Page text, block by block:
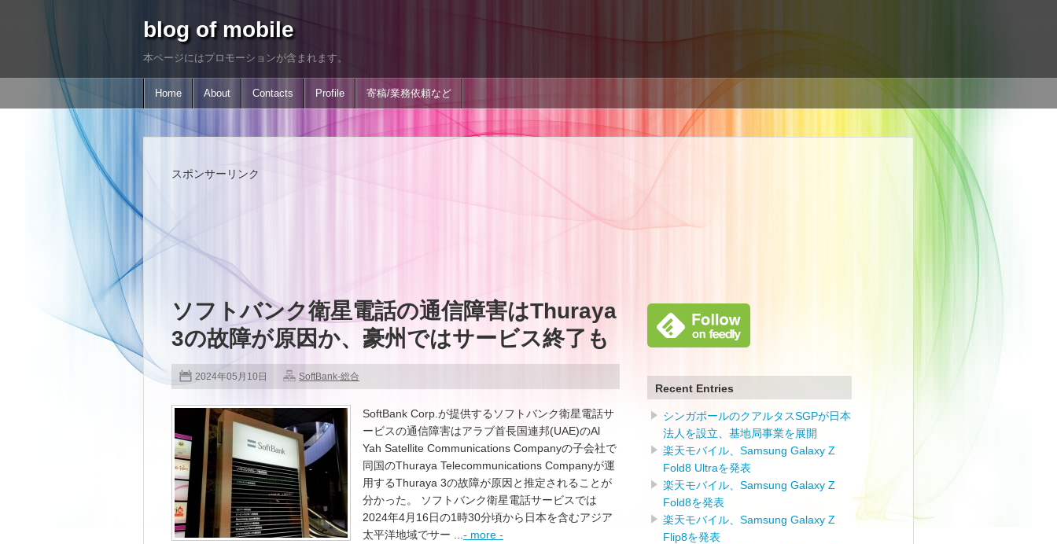
blog of mobile
本ページにはプロモーションが含まれます。
Home About Contacts Profile 寄稿/業務依頼など
スポンサーリンク
ソフトバンク衛星電話の通信障害はThuraya
3の故障が原因か、豪州ではサービス終了も
2024年05月10日 SoftBank-総合
SoftBank Corp.が提供するソフトバンク衛星電話サ
ービスの通信障害はアラブ首長国連邦(UAE)のAl
Yah Satellite Communications Companyの子会社で
同国のThuraya Telecommunications Companyが運
用するThuraya 3の故障が原因と推定されることが
分かった。 ソフトバンク衛星電話サービスでは
2024年4月16日の1時30分頃から日本を含むアジア
太平洋地域でサー ... - more -
Recent Entries
シンガポールのクアルタスSGPが日本
法人を設立、基地局事業を展開
楽天モバイル、Samsung Galaxy Z
Fold8 Ultraを発表
楽天モバイル、Samsung Galaxy Z
Fold8を発表
楽天モバイル、Samsung Galaxy Z
Flip8を発表